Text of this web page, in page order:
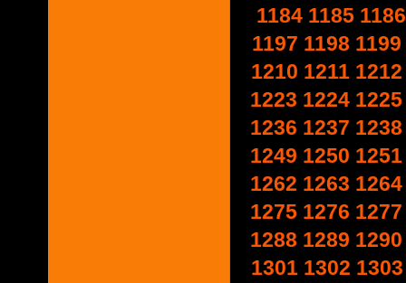
1184 1185 1186
1197 1198 1199
1210 1211 1212
1223 1224 1225
1236 1237 1238
1249 1250 1251
1262 1263 1264
1275 1276 1277
1288 1289 1290
1301 1302 1303